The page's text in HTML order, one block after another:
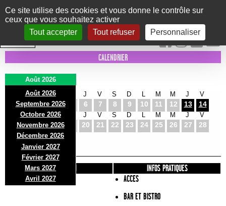
Panneau de gestion des cookies
Ce site utilise des cookies et vous donne le contrôle sur
ceux que vous souhaitez activer
Tout accepter
Tout refuser Personnaliser
Le Marni
CONCERTS DANSE/CIRQUE THÉÂTRE KIDS EXPOS EVENTS
INTRA MUROS
CALENDRIER
Août 2026
Août 2026
Septembre 2026
Octobre 2026
Novembre 2026
Décembre 2026
Janvier 2027
Février 2027
Mars 2027
Avril 2027
D
2
L
3
M
4
J
6
V
7
S
8
D
9 10
M
11
M
12
J
13
V
14
D
16
L
17
M
18
J
20
V
21
S
22
D
23 24
M
25
M
26
J
27
V
28
D
30
L
31
PRÉSENTATION
INFOS PRATIQUES
ACCES
BAR ET BISTRO